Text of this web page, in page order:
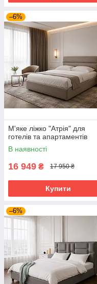
–6%
М'яке ліжко "Атрія" для
готелів та апартаментів
В наявності
16 949 ₴ 17 950 ₴
Купити
–6%